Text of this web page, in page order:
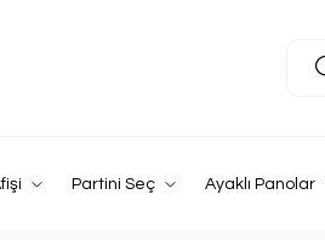
Partini Seç Ayaklı Panolar